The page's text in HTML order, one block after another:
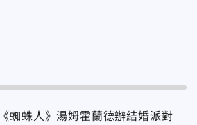
蜘蛛人》湯姆霍蘭德辦結婚派對